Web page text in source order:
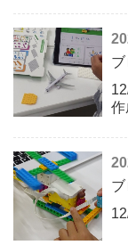
作